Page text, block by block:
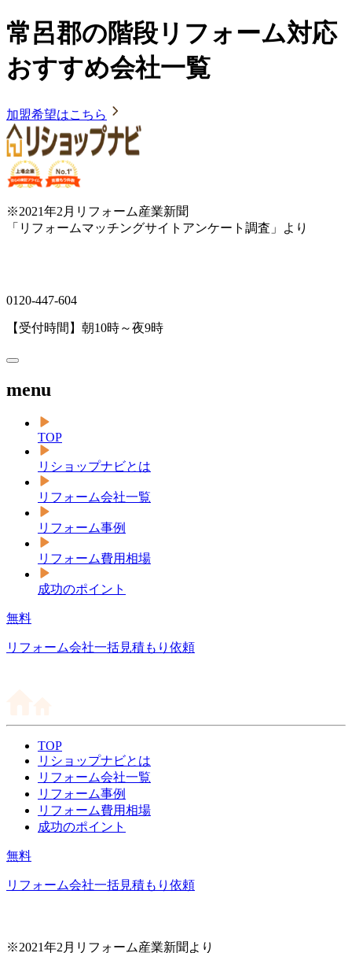
常呂郡の階段リフォーム対応
おすすめ会社一覧
加盟希望はこちら
※2021年2月リフォーム産業新聞
「リフォームマッチングサイトアンケート調査」より
0120-447-604
【受付時間】朝10時～夜9時
menu
TOP
リショップナビとは
リフォーム会社一覧
リフォーム事例
リフォーム費用相場
成功のポイント
無料
リフォーム会社一括見積もり依頼
TOP
リショップナビとは
リフォーム会社一覧
リフォーム事例
リフォーム費用相場
成功のポイント
無料
リフォーム会社一括見積もり依頼
※2021年2月リフォーム産業新聞より